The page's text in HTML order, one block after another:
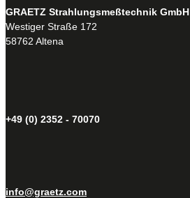
GRAETZ Strahlungsmeßtechnik GmbH
Westiger Straße 172
58762 Altena
+49 (0) 2352 - 70070
info@graetz.com